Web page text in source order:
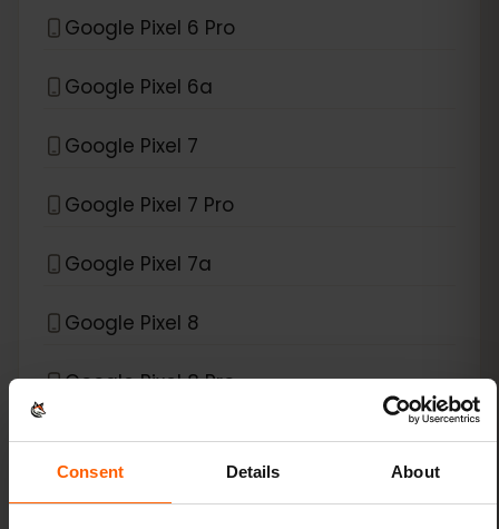
Consent Details About
Google Pixel 6 Pro
Google Pixel 6a
Google Pixel 7
Google Pixel 7 Pro
Google Pixel 7a
Google Pixel 8
Google Pixel 8 Pro
Google Pixel 9
Google Pixel 9 Pro